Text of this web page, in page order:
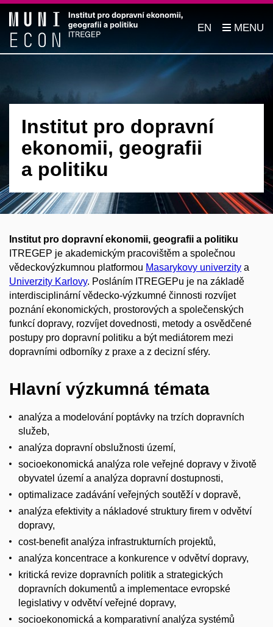
EN
Institut pro dopravní
ekonomii, geografii
a politiku
Institut pro dopravní ekonomii, geografii a politiku
ITREGEP je akademickým pracovištěm a společnou
vědeckovýzkumnou platformou Masarykovy univerzity a
Univerzity Karlovy. Posláním ITREGEPu je na základě
interdisciplinární vědecko-výzkumné činnosti rozvíjet
poznání ekonomických, prostorových a společenských
funkcí dopravy, rozvíjet dovednosti, metody a osvědčené
postupy pro dopravní politiku a být mediátorem mezi
dopravními odborníky z praxe a z decizní sféry.
Hlavní výzkumná témata
analýza a modelování poptávky na trzích dopravních
služeb,
analýza dopravní obslužnosti území,
socioekonomická analýza role veřejné dopravy v životě
obyvatel území a analýza dopravní dostupnosti,
optimalizace zadávání veřejných soutěží v dopravě,
analýza efektivity a nákladové struktury firem v odvětví
dopravy,
cost-benefit analýza infrastrukturních projektů,
analýza koncentrace a konkurence v odvětví dopravy,
kritická revize dopravních politik a strategických
dopravních dokumentů a implementace evropské
legislativy v odvětví veřejné dopravy,
socioekonomická a komparativní analýza systémů